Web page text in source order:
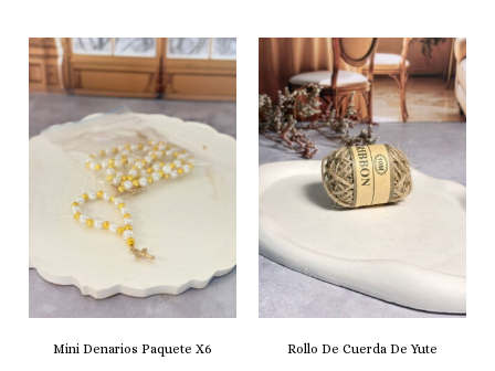
Mini Denarios Paquete X6 Rollo De Cuerda De Yute